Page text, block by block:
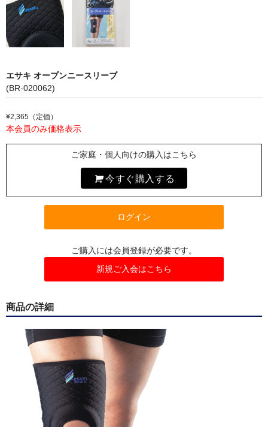
理学療法機器
ホームケア
インソール
マスク
リハビリ・エクササイズ
高機能まくら
ピックアップ
会員限定商品
セール特価品
キャンペーン
セミナーチケット
ブランドで探す
ESAKI (エサキ)
エサキ オープンニースリーブ
(BR-020062)
¥2,365（定価）
本会員のみ価格表示
ご家庭・個人向けの購入はこちら
今すぐ購入する
ログイン
ご購入には会員登録が必要です。
新規ご入会はこちら
商品の詳細